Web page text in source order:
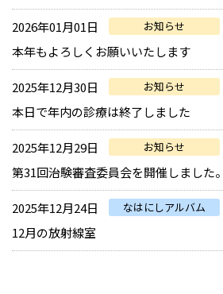
2026年01月01日 お知らせ
本年もよろしくお願いいたします
2025年12月30日 お知らせ
本日で年内の診療は終了しました
2025年12月29日 お知らせ
第31回治験審査委員会を開催しました。
2025年12月24日 なはにしアルバム
12月の放射線室